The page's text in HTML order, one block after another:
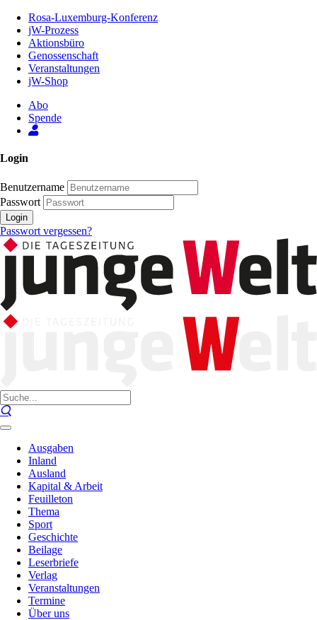
Inhalt
Seite
Rosa-Luxemburg-Konferenz
jW-Prozess
Aktionsbüro
Genossenschaft
Veranstaltungen
jW-Shop
Abo
Spende
Login
Benutzername
Passwort
Login
Passwort vergessen?
Ausgaben
Inland
Ausland
Kapital & Arbeit
Feuilleton
Thema
Sport
Geschichte
Beilage
Leserbriefe
Verlag
Veranstaltungen
Termine
Über uns